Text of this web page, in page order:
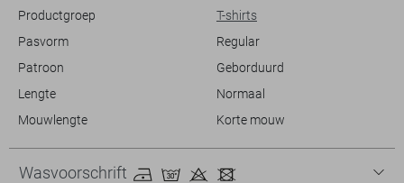
Productgroep
T-shirts
Pasvorm
Regular
Patroon
Geborduurd
Lengte
Normaal
Mouwlengte
Korte mouw
Wasvoorschrift